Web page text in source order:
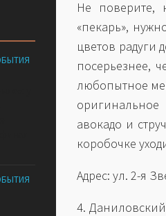
Не поверите,
«пекарь»,
цветов радуги
посерьезнее,
любопытное
авокадо и
коробочке
Адрес: ул. 2-я
4.